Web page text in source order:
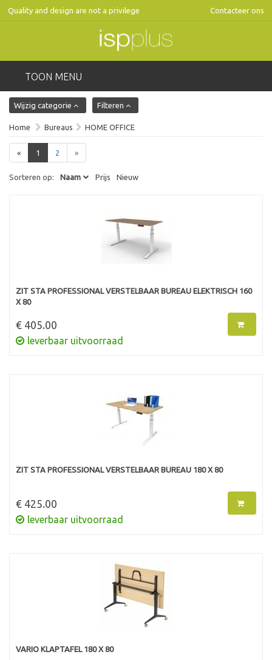
Quality and design are not a privilege Contacteer ons
TOON MENU
Wijzig categorie Filteren
Home Bureaus HOME OFFICE
« 1 2 »
Sorteren op: Naam Prijs Nieuw
ZIT STA PROFESSIONAL VERSTELBAAR BUREAU ELEKTRISCH 160
X 80
€ 405.00
leverbaar uitvoorraad
ZIT STA PROFESSIONAL VERSTELBAAR BUREAU 180 X 80
€ 425.00
leverbaar uitvoorraad
VARIO KLAPTAFEL 180 X 80